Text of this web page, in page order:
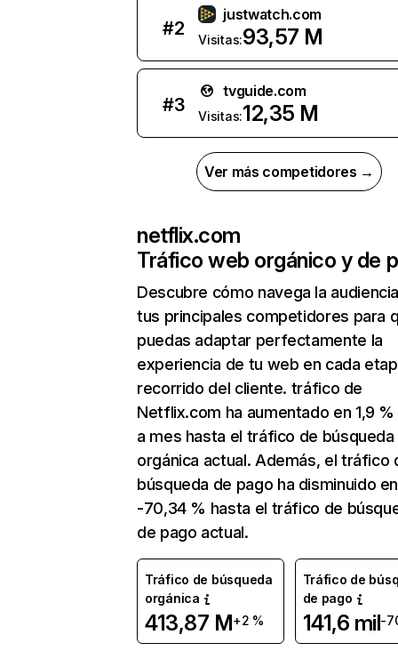
#2
justwatch.com
Visitas:93,57 M
#3
tvguide.com
Visitas:12,35 M
Ver más competidores →
netflix.com
Tráfico web orgánico y de
Descubre cómo navega la
tus principales competidores para
puedas adaptar perfectamente la
experiencia de tu web en cada
recorrido del cliente. tráfico de
Netflix.com ha aumentado en 1,9
a mes hasta el tráfico de búsqueda
orgánica actual. Además, el tráfico
búsqueda de pago ha disminuido en
-70,34 % hasta el tráfico de
de pago actual.
Tráfico de búsqueda
orgánica
413,87 M+2 %
Tráfico de
de pago
141,6 mil-